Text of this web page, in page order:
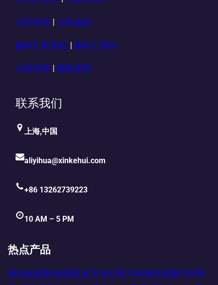
火影科技 火影金晶
鑫科汇欧美站 | 鑫科汇海外
火影互联 隐私政策
联系我们
上海,中国
aliyihua@xinkehui.com
+86 13262739223
10 AM – 5 PM
热点产品
碳化硅晶圆 硅晶圆 蓝宝石衬底 YAG激光晶圆 YSZ单